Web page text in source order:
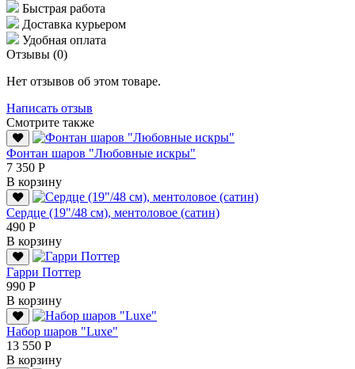
Быстрая работа
Доставка курьером
Удобная оплата
Отзывы (0)
Нет отзывов об этом товаре.
Написать отзыв
Смотрите также
Фонтан шаров "Любовные искры"
7 350 Р
В корзину
Сердце (19"/48 см), ментоловое (сатин)
490 Р
В корзину
Гарри Поттер
990 Р
В корзину
Набор шаров "Luxe"
13 550 Р
В корзину